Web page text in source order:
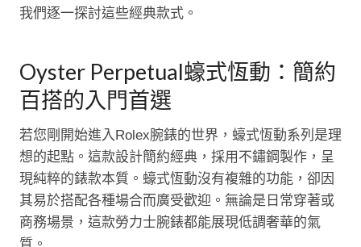
我們逐一探討這些經典款式。
Oyster Perpetual蠔式恆動：簡約
百搭的入門首選
若您剛開始進入Rolex腕錶的世界，蠔式恆動系列是理
想的起點。這款設計簡約經典，採用不鏽鋼製作，呈
現純粹的錶款本質。蠔式恆動沒有複雜的功能，卻因
其易於搭配各種場合而廣受歡迎。無論是日常穿著或
商務場景，這款勞力士腕錶都能展現低調奢華的氣